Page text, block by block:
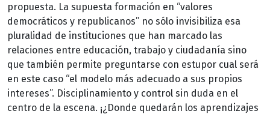
propuesta. La supuesta formación en “valores
democráticos y republicanos” no sólo invisibiliza esa
pluralidad de instituciones que han marcado las
relaciones entre educación, trabajo y ciudadanía sino
que también permite preguntarse con estupor cual será
en este caso “el modelo más adecuado a sus propios
intereses”. Disciplinamiento y control sin duda en el
centro de la escena. ¡¿Donde quedarán los aprendizajes